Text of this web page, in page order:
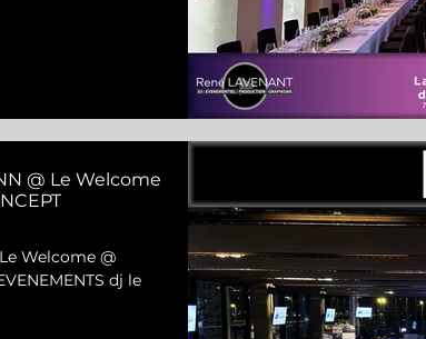
@ Le Welcome
Welcome @
dj le